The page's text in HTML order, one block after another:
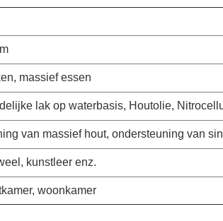
massief essen
lak op waterbasis, Houtolie,
van massief hout, ondersteuning van
kunstleer enz.
woonkamer